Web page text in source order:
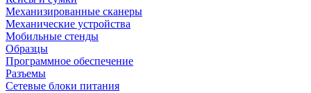
Механизированные сканеры
Механические устройства
Мобильные стенды
Образцы
Программное обеспечение
Разъемы
Сетевые блоки питания